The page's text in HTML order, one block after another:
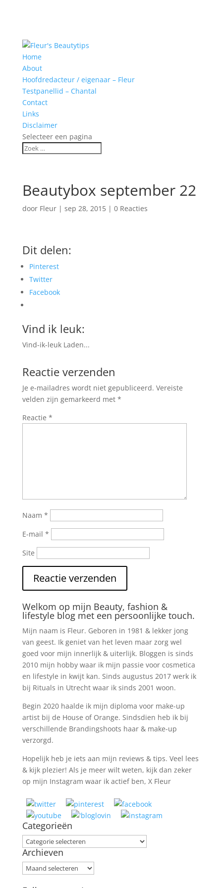
Home
About
Hoofdredacteur / eigenaar – Fleur
Testpanellid – Chantal
Contact
Links
Disclaimer
Selecteer een pagina
Beautybox september 22
door Fleur| sep 28, 2015| 0 Reacties
Dit delen:
Pinterest
Twitter
Facebook
Vind ik leuk:
Vind-ik-leuk Laden...
Reactie verzenden
Je e-mailadres wordt niet gepubliceerd. Vereiste
velden zijn gemarkeerd met *
Reactie *
Naam *
E-mail *
Site
Welkom op mijn Beauty, fashion &
lifestyle blog met een persoonlijke touch.
Mijn naam is Fleur. Geboren in 1981 & lekker jong
van geest. Ik geniet van het leven maar zorg wel
goed voor mijn innerlijk & uiterlijk. Bloggen is sinds
2010 mijn hobby waar ik mijn passie voor cosmetica
en lifestyle in kwijt kan. Sinds augustus 2017 werk ik
bij Rituals in Utrecht waar ik sinds 2001 woon.
Begin 2020 haalde ik mijn diploma voor make-up
artist bij de House of Orange. Sindsdien heb ik bij
verschillende Brandingshoots haar & make-up
verzorgd.
Hopelijk heb je iets aan mijn reviews & tips. Veel lees
& kijk plezier! Als je meer wilt weten, kijk dan zeker
op mijn Instagram waar ik actief ben, X Fleur
Categorieën
Categorieën
Archieven
Archieven